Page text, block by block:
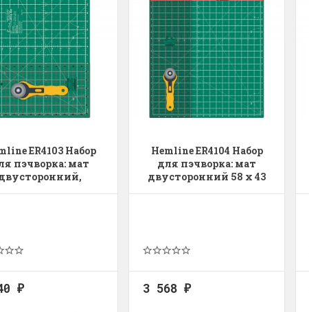
ER4103 Набор
пэчворка: мат
₽
Hemline ER4104 Набор
для пэчворка: мат
двусторонний 58 х 43
3 568 ₽